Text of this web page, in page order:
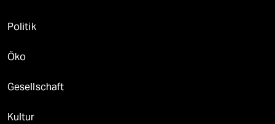
Politik
Öko
Gesellschaft
Kultur